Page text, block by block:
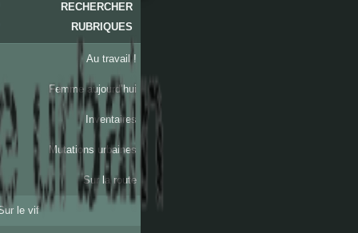
RECHERCHER
RUBRIQUES
Au travail !
Femme aujourd’hui
Inventaires
Mutations urbaines
Sur la route
le vif